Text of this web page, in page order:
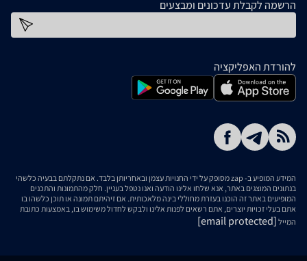
הרשמה לקבלת עדכונים ומבצעים
להורדת האפליקציה
המידע המופיע ב- zap מסופק על ידי החנויות עצמן ובאחריותן בלבד. אם נתקלתם בבעיה כלשהי
בנתונים המוצגים באתר, אנא שלחו אלינו הודעה ואנו נטפל בעניין. חלק מהתמונות והתכנים
המופיעים באתר זה הוכנו בעזרת מחוללי בינה מלאכותית. אם זיהיתם תמונה או תוכן כלשהו בו
אתם בעלי זכויות יוצרים, אתם רשאים לפנות אלינו ולבקש לחדול משימוש בו, באמצעות כתובת
המייל [email protected]